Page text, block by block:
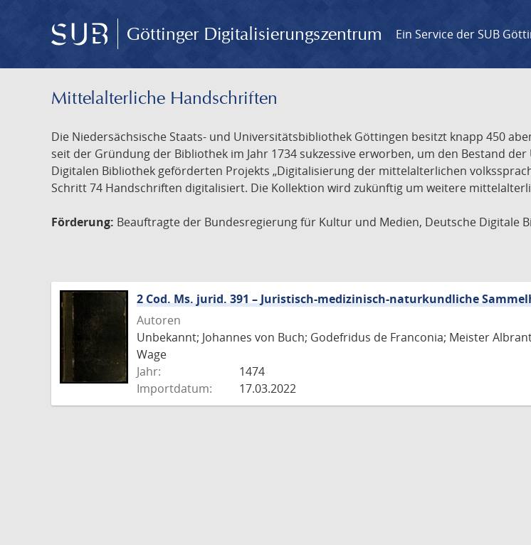
Göttinger Digitalisierungszentrum Ein Service der SUB
Mittelalterliche Handschriften
Die Niedersächsische Staats- und Universitätsbibliothek Göttingen besitzt knapp 450
seit der Gründung der Bibliothek im Jahr 1734 sukzessive erworben, um den Bestand
Digitalen Bibliothek geförderten Projekts „Digitalisierung der mittelalterlichen
Schritt 74 Handschriften digitalisiert. Die Kollektion wird zukünftig um weitere
Förderung: Beauftragte der Bundesregierung für Kultur und Medien, Deutsche Digitale
2 Cod. Ms. jurid. 391 – Juristisch-medizinisch-naturkundliche
Autoren
Unbekannt; Johannes von Buch; Godefridus de Franconia; Meister
Wage
Jahr:
1474
Importdatum:
17.03.2022